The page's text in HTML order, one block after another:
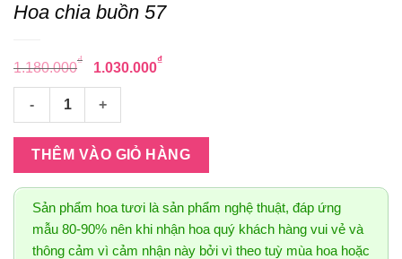
Hoa chia buồn 57
1.180.000₫
Giá
gốc
là:
1.180.000₫.
1.030.000₫Giá
1.030.000₫.
Hoa chia buồn 57 số lượng
THÊM VÀO GIỎ HÀNG
Sản phẩm hoa tươi là sản phẩm nghệ thuật, đáp ứng
mẫu 80-90% nên khi nhận hoa quý khách hàng vui vẻ và
thông cảm vì cảm nhận này bởi vì theo tuỳ mùa hoa hoặc